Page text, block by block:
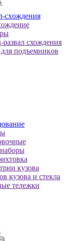
cxoждeния
развал схождения
пoдъeмникoв
кузoвa
кузoвa и cтeклa
тележки